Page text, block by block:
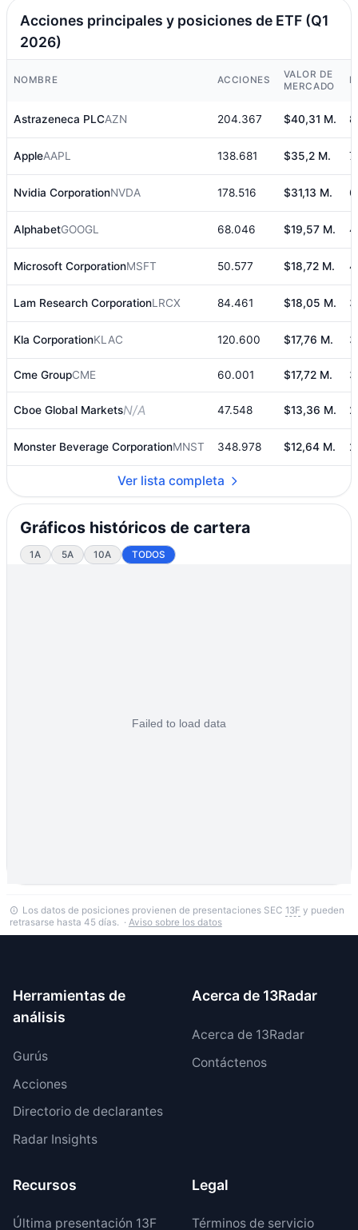
Acciones principales y posiciones de ETF (Q1
2026)
NOMBRE ACCIONES
VALOR DE
MERCADO
Astrazeneca PLCAZN 204.367 $40,31 M.
AppleAAPL 138.681 $35,2 M.
Nvidia CorporationNVDA 178.516 $31,13 M.
AlphabetGOOGL 68.046 $19,57 M.
Microsoft CorporationMSFT 50.577 $18,72 M.
Lam Research CorporationLRCX 84.461 $18,05 M.
Kla CorporationKLAC 120.600 $17,76 M.
Cme GroupCME 60.001 $17,72 M.
Cboe Global MarketsN/A 47.548 $13,36 M.
Monster Beverage CorporationMNST 348.978 $12,64 M.
Ver lista completa
Gráficos históricos de cartera
1A 5A 10A TODOS
Los datos de posiciones provienen de presentaciones SEC 13F y pueden
retrasarse hasta 45 días. · Aviso sobre los datos
Herramientas de
análisis
Gurús
Acciones
Directorio de declarantes
Radar Insights
Acerca de 13Radar
Acerca de 13Radar
Contáctenos
Recursos
Última presentación 13F
Legal
Términos de servicio